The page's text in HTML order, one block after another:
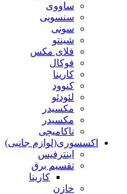
ساووی
سنسویی
سونی
شینتو
فلای مکس
فوکال
کارینا
کنوود
لئودئو
مکسیدر
مکسیدر
ناکامیچی
اکسسوری(لوازم جانبی)
اینترفیس
تقسیم برق
کارینا
خازن